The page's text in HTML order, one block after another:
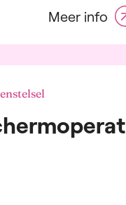
Meer info